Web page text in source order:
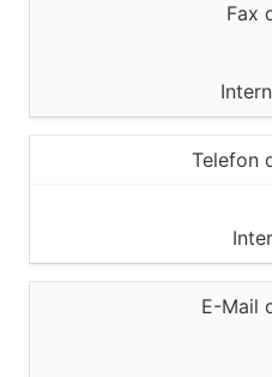
Fax
Telefon
E-Mail